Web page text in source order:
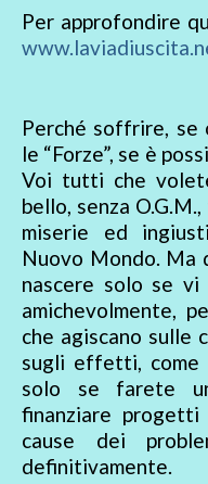
Per approfondire
Perché soffrire,
le “Forze”, se è
Voi tutti che
bello, senza
miserie ed
Nuovo Mondo. Ma
nascere solo se
amichevolmente,
che agiscano sulle
sugli effetti,
solo se farete
finanziare
cause dei
definitivamente.